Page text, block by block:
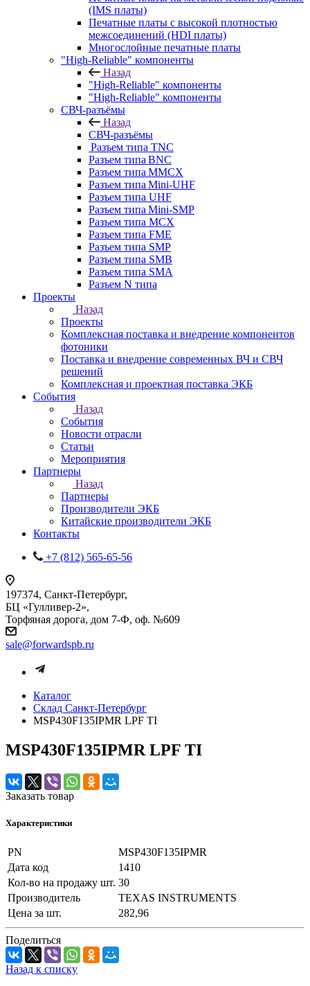
(IMS платы)
Печатные платы с высокой плотностью
межсоединений (HDI платы)
Многослойные печатные платы
"High-Reliable" компоненты
Назад
"High-Reliable" компоненты
"High-Reliable" компоненты
СВЧ-разъёмы
Назад
СВЧ-разъёмы
Разъем типа TNC
Разъем типа BNC
Разъем типа MMCX
Разъем типа Mini-UHF
Разъем типа UHF
Разъем типа Mini-SMP
Разъем типа MCX
Разъем типа FME
Разъем типа SMP
Разъем типа SMB
Разъем типа SMA
Разъем N типа
Проекты
Назад
Проекты
Комплексная поставка и внедрение компонентов
фотоники
Поставка и внедрение современных ВЧ и СВЧ
решений
Комплексная и проектная поставка ЭКБ
События
Назад
События
Новости отрасли
Статьи
Мероприятия
Партнеры
Назад
Партнеры
Производители ЭКБ
Китайские производители ЭКБ
Контакты
+7 (812) 565-65-56
197374, Санкт-Петербург,
БЦ «Гулливер-2»,
Торфяная дорога, дом 7-Ф, оф. №609
sale@forwardspb.ru
Каталог
Cклад Санкт-Петербург
MSP430F135IPMR LPF TI
MSP430F135IPMR LPF TI
Заказать товар
Характеристики
PN
MSP430F135IPMR
Дата код
1410
Кол-во на продажу шт. 30
Производитель
TEXAS INSTRUMENTS
Цена за шт.
282,96
Поделиться
Назад к списку